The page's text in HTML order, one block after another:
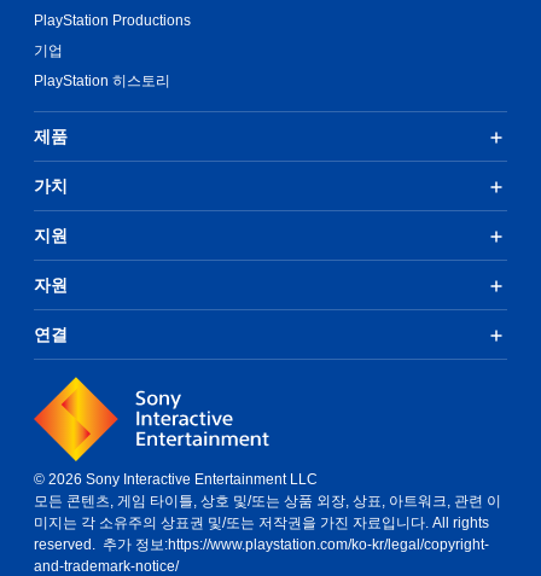
PlayStation Productions
기업
PlayStation 히스토리
제품
가치
지원
자원
연결
© 2026 Sony Interactive Entertainment LLC
모든 콘텐츠, 게임 타이틀, 상호 및/또는 상품 외장, 상표, 아트워크, 관련 이
미지는 각 소유주의 상표권 및/또는 저작권을 가진 자료입니다. All rights
reserved. 추가 정보:https://www.playstation.com/ko-kr/legal/copyright-
and-trademark-notice/